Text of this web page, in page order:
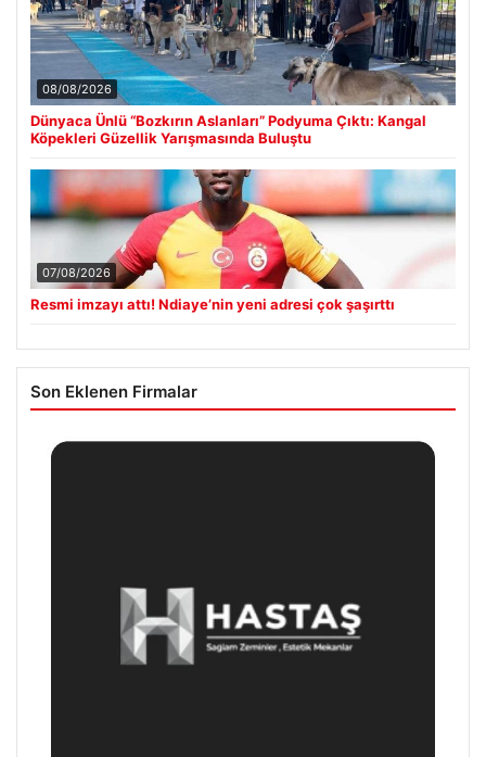
08/08/2026
Dünyaca Ünlü “Bozkırın Aslanları” Podyuma Çıktı: Kangal
Köpekleri Güzellik Yarışmasında Buluştu
07/08/2026
Resmi imzayı attı! Ndiaye’nin yeni adresi çok şaşırttı
Son Eklenen Firmalar